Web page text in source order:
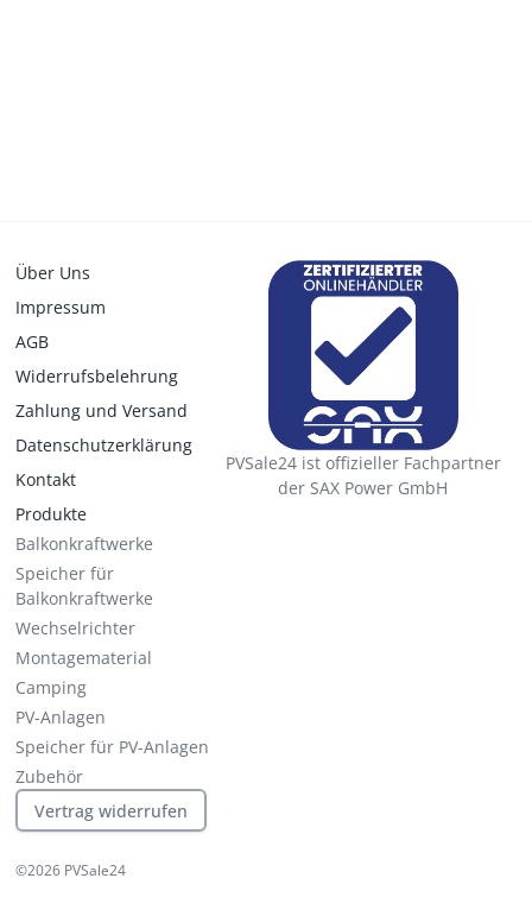
Über Uns
Impressum
AGB
Widerrufsbelehrung
Zahlung und Versand
Datenschutzerklärung
Kontakt
Produkte
Balkonkraftwerke
Speicher für
Balkonkraftwerke
Wechselrichter
Montagematerial
Camping
PV-Anlagen
Speicher für PV-Anlagen
Zubehör
Vertrag widerrufen
PVSale24 ist offizieller Fachpartner
der SAX Power GmbH
©2026 PVSale24